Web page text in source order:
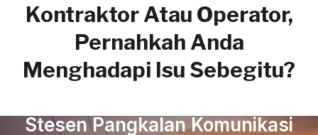
Kontraktor Atau Operator,
Pernahkah Anda
Menghadapi Isu Sebegitu?
Stesen Pangkalan Komunikasi